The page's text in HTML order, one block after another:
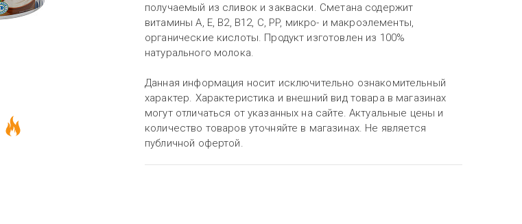
получаемый из сливок и закваски. Сметана содержит
витамины A, E, B2, B12, C, PP, микро- и макроэлементы,
органические кислоты. Продукт изготовлен из 100%
натурального молока.
Данная информация носит исключительно ознакомительный
характер. Характеристика и внешний вид товара в магазинах
могут отличаться от указанных на сайте. Актуальные цены и
количество товаров уточняйте в магазинах. Не является
публичной офертой.